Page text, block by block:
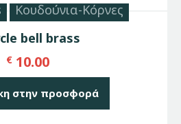
Κουδούνια-Κόρνες
bell brass
€ 10.00
στην προσφορά